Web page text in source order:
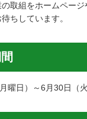
取組をホームペー
ちしています。
曜日）～6月30日（火